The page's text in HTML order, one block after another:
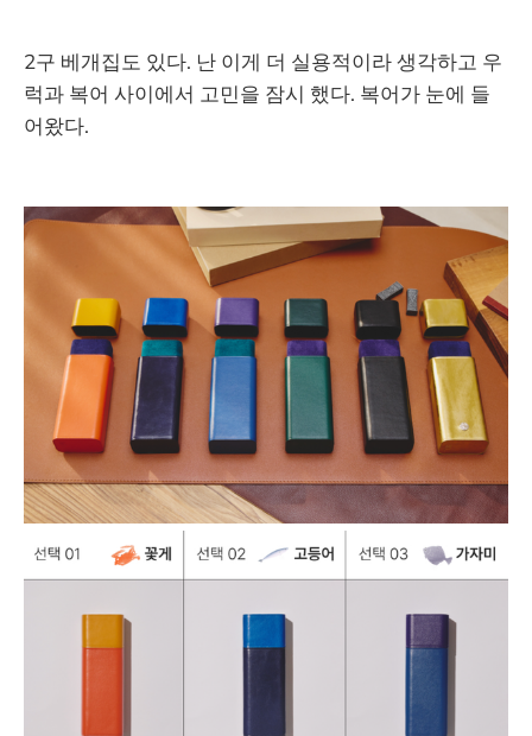
2구 베개집도 있다. 난 이게 더 실용적이라 생각하고 우
럭과 복어 사이에서 고민을 잠시 했다. 복어가 눈에 들
어왔다.